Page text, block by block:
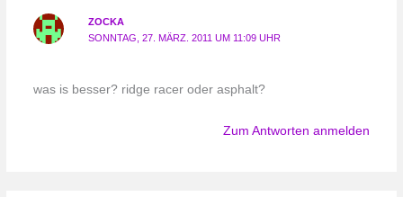
ZOCKA
SONNTAG, 27. MÄRZ. 2011 UM 11:09 UHR
was is besser? ridge racer oder asphalt?
Zum Antworten anmelden